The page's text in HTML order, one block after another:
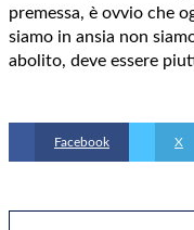
premessa, è ovvio che
siamo in ansia non
abolito, deve essere
Facebook X